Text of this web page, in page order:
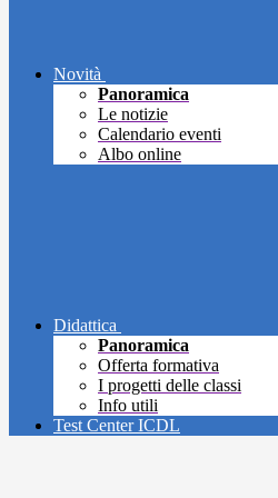
Novità
Panoramica
Le notizie
Calendario eventi
Albo online
Didattica
Panoramica
Offerta formativa
I progetti delle classi
Info utili
Test Center ICDL